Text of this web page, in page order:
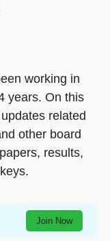
working in
years. On this
related
other board
results,
Join Now